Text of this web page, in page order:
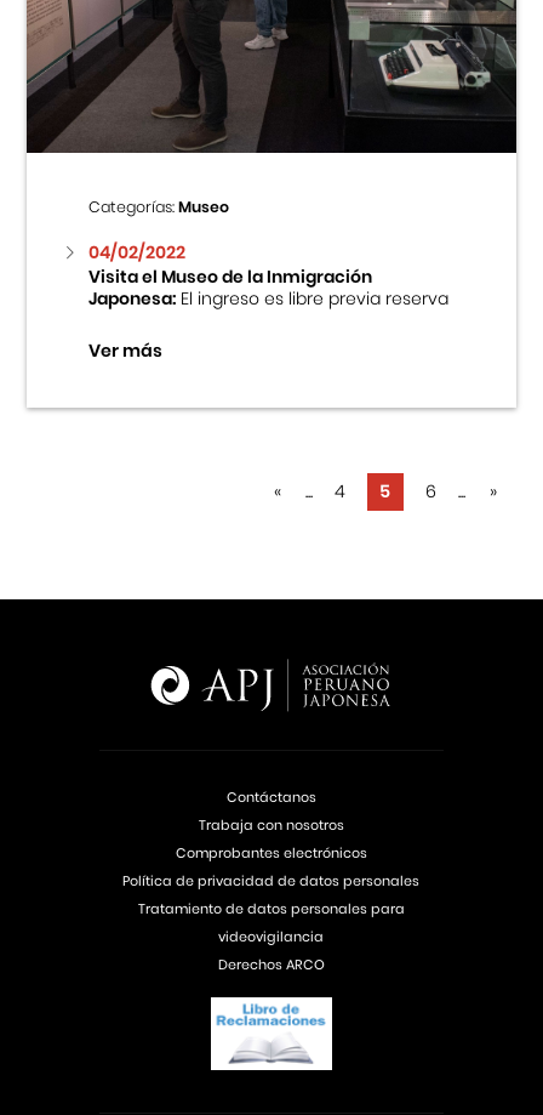
Categorías:Museo
04/02/2022
Visita el Museo de la Inmigración
Japonesa:El ingreso es libre previa reserva
Ver más
« ... 4 5 6 ... »
Contáctanos
Trabaja con nosotros
Comprobantes electrónicos
Política de privacidad de datos personales
Tratamiento de datos personales para
videovigilancia
Derechos ARCO